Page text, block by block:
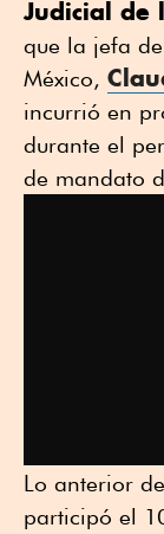
Judicial de
que la jefa
México,
incurrió en
durante el
de mandato
Lo anterior
participó el